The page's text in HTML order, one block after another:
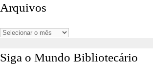
Arquivos
Arquivos
Siga o Mundo Bibliotecário